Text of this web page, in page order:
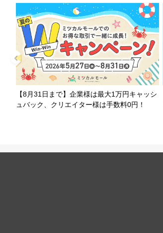
【8月31日まで】企業様は最大1万円キャッシ
ュバック、クリエイター様は手数料0円！